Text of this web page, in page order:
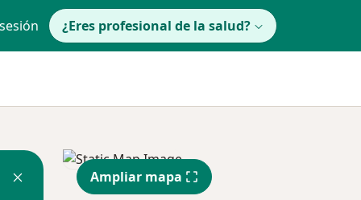
¿Eres profesional de la salud?
Ampliar mapa